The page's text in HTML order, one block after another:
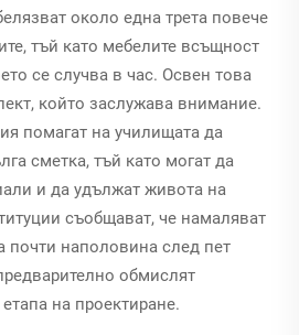
около една трета повече
тъй като мебелите всъщност
се случва в час. Освен това
който заслужава внимание.
помагат на училищата да
сметка, тъй като могат да
и да удължат живота на
съобщават, че намаляват
почти наполовина след пет
обмислят
на проектиране.